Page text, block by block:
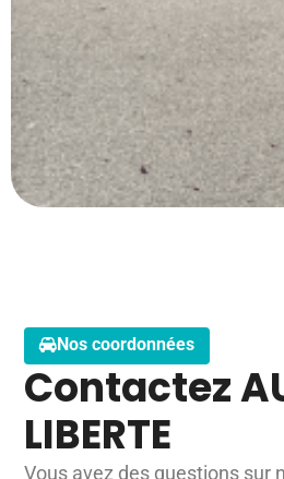
Nos coordonnées
Contactez
LIBERTE
Vous avez des questions sur